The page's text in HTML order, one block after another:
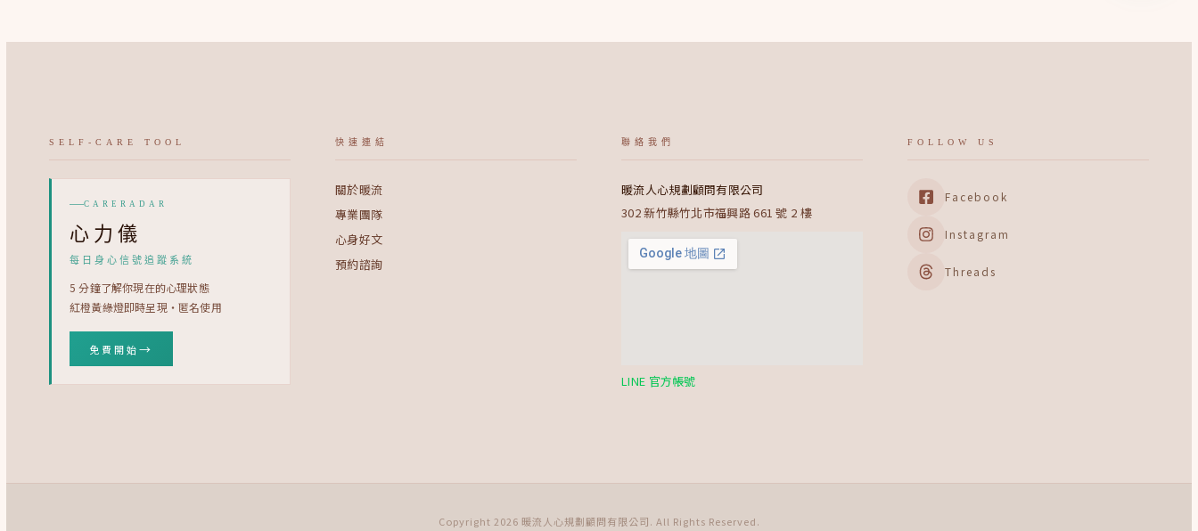
SELF-CARE TOOL
CARERADAR
心力儀
每日身心信號追蹤系統
5 分鐘了解你現在的心理狀態
紅橙黃綠燈即時呈現・匿名使用
免費開始→
快速連結
關於暖流
專業團隊
心身好文
預約諮詢
聯絡我們
暖流人心規劃顧問有限公司
302 新竹縣竹北市福興路 661 號 2 樓
LINE 官方帳號
FOLLOW US
Facebook
Instagram
Threads
Copyright 2026 暖流人心規劃顧問有限公司. All Rights Reserved.